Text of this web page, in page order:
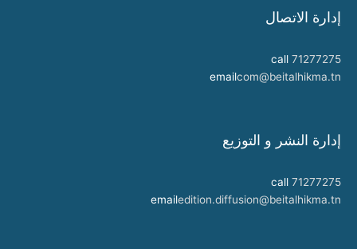
إدارة الاتصال
call 71277275
emailcom@beitalhikma.tn
إدارة النشر و التوزيع
call 71277275
emailedition.diffusion@beitalhikma.tn